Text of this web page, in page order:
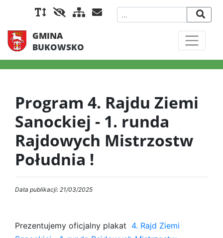
GMINA
BUKOWSKO
Program 4. Rajdu Ziemi
Sanockiej - 1. runda
Rajdowych Mistrzostw
Południa !
Data publikacji: 21/03/2025
Prezentujemy oficjalny plakat 4. Rajd Ziemi